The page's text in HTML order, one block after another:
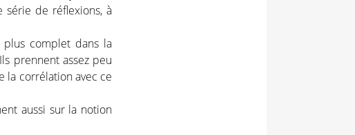
série de réflexions, à
complet dans la
prennent assez peu
la corrélation avec ce
aussi sur la notion